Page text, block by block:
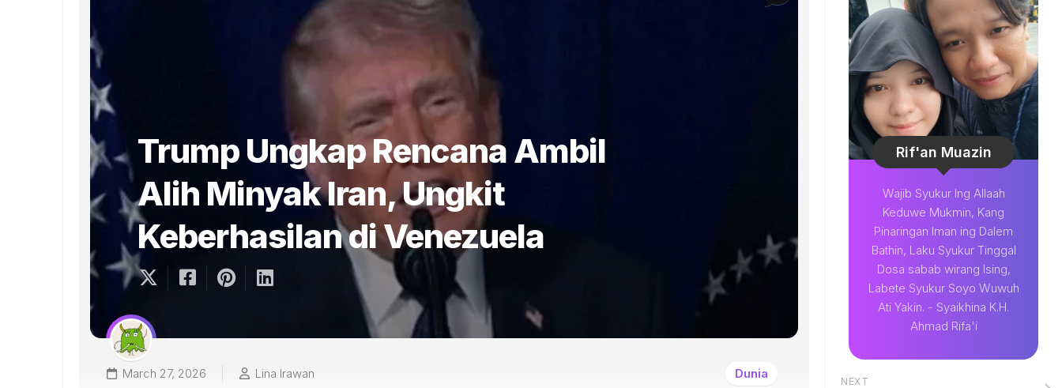
Trump Ungkap Rencana Ambil
Alih Minyak Iran, Ungkit
Keberhasilan di Venezuela
March 27, 2026 Lina Irawan Dunia
Rif'an Muazin
Wajib Syukur Ing Allaah
Keduwe Mukmin, Kang
Pinaringan Iman ing Dalem
Bathin, Laku Syukur Tinggal
Dosa sabab wirang Ising,
Labete Syukur Soyo Wuwuh
Ati Yakin. - Syaikhina K.H.
Ahmad Rifa'i
NEXT